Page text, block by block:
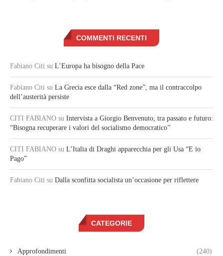
COMMENTI RECENTI
Fabiano Citi su L’Europa ha bisogno della Pace
Fabiano Citi su La Grecia esce dalla “Red zone”, ma il contraccolpo
dell’austerità persiste
CITI FABIANO su Intervista a Giorgio Benvenuto, tra passato e futuro:
“Bisogna recuperare i valori del socialismo democratico”
CITI FABIANO su L’Italia di Draghi apparecchia per gli Usa “E io
Pago”
Fabiano Citi su Dalla sconfitta socialista un’occasione per riflettere
CATEGORIE
Approfondimenti (240)